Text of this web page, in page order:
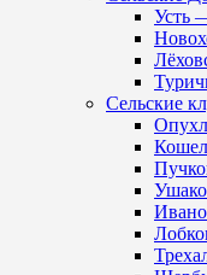
Усть
Сельские